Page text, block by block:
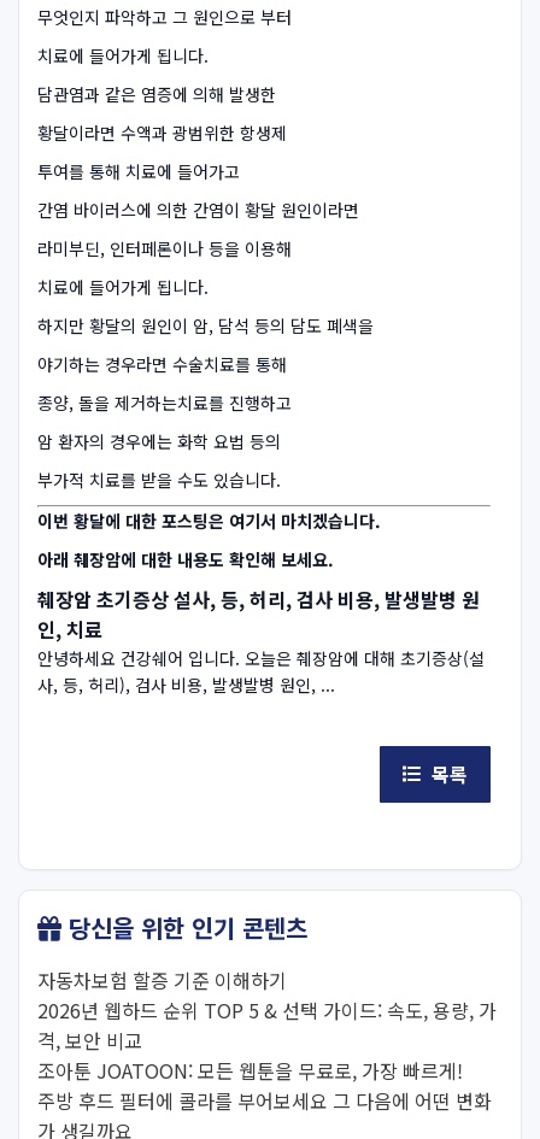
무엇인지 파악하고 그 원인으로 부터
치료에 들어가게 됩니다.
담관염과 같은 염증에 의해 발생한
황달이라면 수액과 광범위한 항생제
투여를 통해 치료에 들어가고
간염 바이러스에 의한 간염이 황달 원인이라면
라미부딘, 인터페론이나 등을 이용해
치료에 들어가게 됩니다.
하지만 황달의 원인이 암, 담석 등의 담도 폐색을
야기하는 경우라면 수술치료를 통해
종양, 돌을 제거하는치료를 진행하고
암 환자의 경우에는 화학 요법 등의
부가적 치료를 받을 수도 있습니다.
이번 황달에 대한 포스팅은 여기서 마치겠습니다.
아래 췌장암에 대한 내용도 확인해 보세요.
췌장암 초기증상 설사, 등, 허리, 검사 비용, 발생발병 원
인, 치료
안녕하세요 건강쉐어 입니다. 오늘은 췌장암에 대해 초기증상(설
사, 등, 허리), 검사 비용, 발생발병 원인, ...
목록
당신을 위한 인기 콘텐츠
자동차보험 할증 기준 이해하기
2026년 웹하드 순위 TOP 5 & 선택 가이드: 속도, 용량, 가
격, 보안 비교
조아툰 JOATOON: 모든 웹툰을 무료로, 가장 빠르게!
주방 후드 필터에 콜라를 부어보세요 그 다음에 어떤 변화
가 생길까요